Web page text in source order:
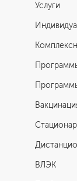
Услуги
Стационар
ВЛЭК